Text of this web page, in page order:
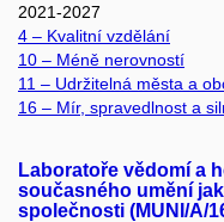
2021-2027
4 – Kvalitní vzdělání
10 – Méně nerovností
11 – Udržitelná města a
16 – Mír, spravedlnost a
Laboratoře vědomí a
současného umění
společnosti (MUNI/A/